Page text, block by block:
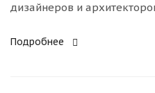
дизайнеров и
Подробнее